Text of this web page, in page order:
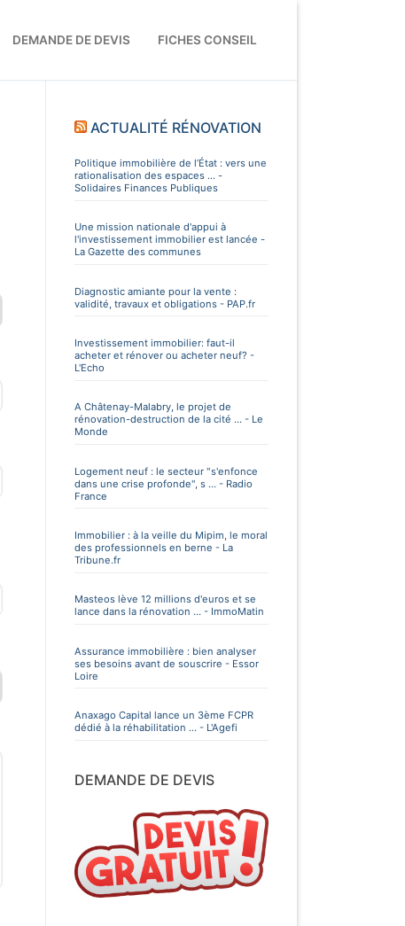
DEMANDE DE DEVIS FICHES CONSEIL
ACTUALITÉ RÉNOVATION
Politique immobilière de l’État : vers une
rationalisation des espaces ... -
Solidaires Finances Publiques
Une mission nationale d'appui à
l'investissement immobilier est lancée -
La Gazette des communes
Diagnostic amiante pour la vente :
validité, travaux et obligations - PAP.fr
Investissement immobilier: faut-il
acheter et rénover ou acheter neuf? -
L'Echo
A Châtenay-Malabry, le projet de
rénovation-destruction de la cité ... - Le
Monde
Logement neuf : le secteur "s'enfonce
dans une crise profonde", s ... - Radio
France
Immobilier : à la veille du Mipim, le moral
des professionnels en berne - La
Tribune.fr
Masteos lève 12 millions d'euros et se
lance dans la rénovation ... - ImmoMatin
Assurance immobilière : bien analyser
ses besoins avant de souscrire - Essor
Loire
Anaxago Capital lance un 3ème FCPR
dédié à la réhabilitation ... - L'Agefi
DEMANDE DE DEVIS